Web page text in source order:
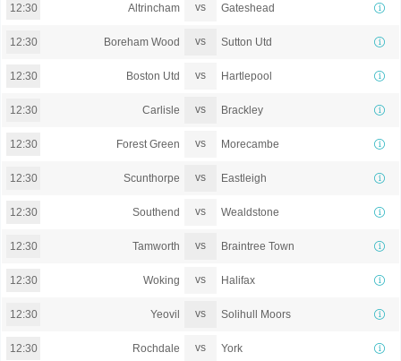
12:30 Altrincham vs Gateshead
12:30 Boreham Wood vs Sutton Utd
12:30 Boston Utd vs Hartlepool
12:30 Carlisle vs Brackley
12:30 Forest Green vs Morecambe
12:30 Scunthorpe vs Eastleigh
12:30 Southend vs Wealdstone
12:30 Tamworth vs Braintree Town
12:30 Woking vs Halifax
12:30 Yeovil vs Solihull Moors
12:30 Rochdale vs York